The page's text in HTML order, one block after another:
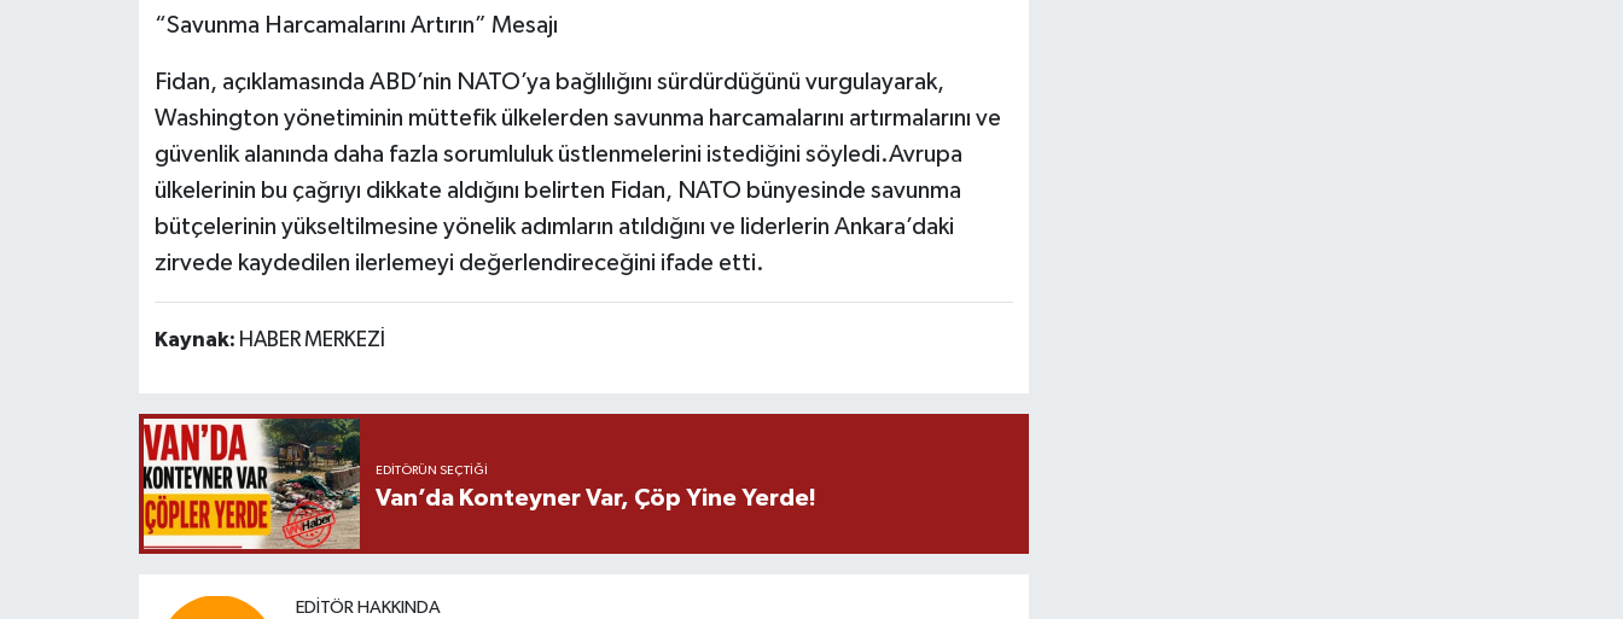
“Savunma Harcamalarını Artırın” Mesajı
Fidan, açıklamasında ABD’nin NATO’ya bağlılığını sürdürdüğünü vurgulayarak,
Washington yönetiminin müttefik ülkelerden savunma harcamalarını artırmalarını ve
güvenlik alanında daha fazla sorumluluk üstlenmelerini istediğini söyledi.Avrupa
ülkelerinin bu çağrıyı dikkate aldığını belirten Fidan, NATO bünyesinde savunma
bütçelerinin yükseltilmesine yönelik adımların atıldığını ve liderlerin Ankara’daki
zirvede kaydedilen ilerlemeyi değerlendireceğini ifade etti.
Kaynak: HABER MERKEZİ
EDITÖRÜN SEÇTIĞI
Van’da Konteyner Var, Çöp Yine Yerde!
EDITÖR HAKKINDA